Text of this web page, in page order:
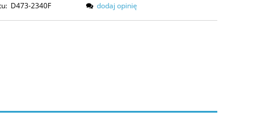
D473-2340F
dodaj opinię